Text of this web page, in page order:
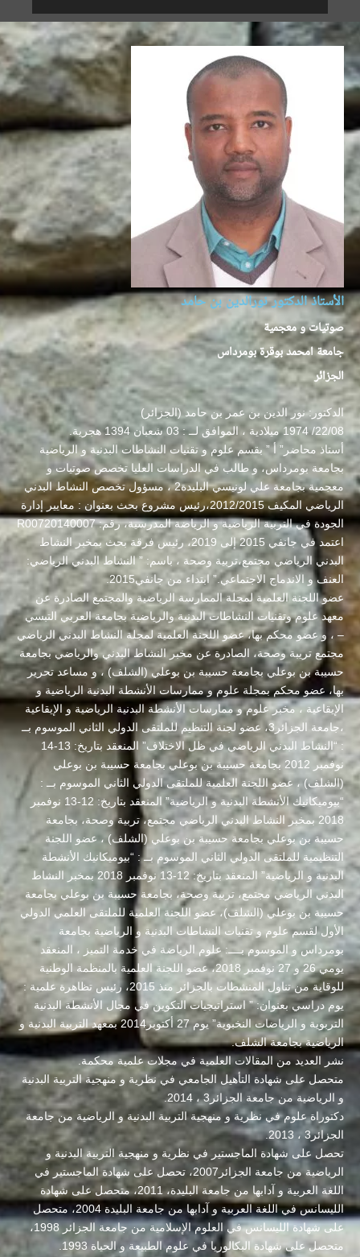
الأستاذ الدكتور نورالدين بن حامد
صوتيات و معجمية
جامعة امحمد بوقرة بومرداس
الجزائر
الدكتور: نور الدين بن عمر بن حامد (الجزائر)
22/08/ 1974 ميلادية ، الموافق لــ : 03 شعبان 1394 هجرية.
أستاذ محاضر” أ ” بقسم علوم و تقنيات النشاطات البدنية و الرياضية
بجامعة بومرداس، و طالب في الدراسات العليا تخصص صوتيات و
معجمية بجامعة علي لونيسي البليدة2 ، مسؤول تخصص النشاط البدني
الرياضي المكيف 2012/2015،رئيس مشروع بحث بعنوان : معايير إدارة
الجودة في التربية الرياضية و الرياضة المدرسية، رقم: R00720140007
اعتمد في جانفي 2015 إلى 2019، رئيس فرقة بحث بمخبر النشاط
البدني الرياضي مجتمع،تربية وصحة ، باسم: ” النشاط البدني الرياضي:
العنف و الاندماج الاجتماعي.” ابتداء من جانفي2015.
عضو اللجنة العلمية لمجلة الممارسة الرياضية والمجتمع الصادرة عن
معهد علوم وتقنيات النشاطات البدنية والرياضية بجامعة العربي التبسي
– ، و عضو محكم بها، عضو اللجنة العلمية لمجلة النشاط البدني الرياضي
مجتمع تريبة وصحة، الصادرة عن مخبر النشاط البدني والرياضي بجامعة
حسيبة بن بوعلي بجامعة حسيبة بن بوعلي (الشلف) ، و مساعد تحرير
بها، عضو محكم بمجلة علوم و ممارسات الأنشطة البدنية الرياضية و
الإيقاعية ، مخبر علوم و ممارسات الأنشطة البدنية الرياضية و الإيقاعية
،جامعة الجزائر3، عضو لجنة التنظيم للملتقى الدولي الثاني الموسوم بــ
: “النشاط البدني الرياضي في ظل الاختلاف” المنعقد بتاريخ: 13-14
نوفمبر 2012 بجامعة حسيبة بن بوعلي بجامعة حسيبة بن بوعلي
(الشلف) ، عضو اللجنة العلمية للملتقى الدولي الثاني الموسوم بــ :
“بيوميكانيك الأنشطة البدنية و الرياضية” المنعقد بتاريخ: 12-13 نوفمبر
2018 بمخبر النشاط البدني الرياضي مجتمع، تربية وصحة، بجامعة
حسيبة بن بوعلي بجامعة حسيبة بن بوعلي (الشلف) ، عضو اللجنة
التنظيمية للملتقى الدولي الثاني الموسوم بــ : “بيوميكانيك الأنشطة
البدنية و الرياضية” المنعقد بتاريخ: 12-13 نوفمبر 2018 بمخبر النشاط
البدني الرياضي مجتمع، تربية وصحة، بجامعة حسيبة بن بوعلي بجامعة
حسيبة بن بوعلي (الشلف)، عضو اللجنة العلمية للملتقى العلمي الدولي
الأول لقسم علوم و تقنيات النشاطات البدنية و الرياضية بجامعة
بومرداس و الموسوم بــــ: علوم الرياضة في خدمة التميز ، المنعقد
يومي 26 و 27 نوفمبر 2018، عضو اللجنة العلمية بالمنظمة الوطنية
للوقاية من تناول المنشطات بالجزائر منذ 2015، رئيس تظاهرة علمية :
يوم دراسي بعنوان: ” استراتيجيات التكوين في مجال الأنشطة البدنية
التربوية و الرياضات النخبوية” يوم 27 أكتوبر2014 بمعهد التربية البدنية و
الرياضية بجامعة الشلف.
نشر العديد من المقالات العلمية في مجلات علمية محكمة.
متحصل على شهادة التأهيل الجامعي في نظرية و منهجية التربية البدنية
و الرياضية من جامعة الجزائر3 ، 2014.
دكتوراة علوم في نظرية و منهجية التربية البدنية و الرياضية من جامعة
الجزائر3 ، 2013.
تحصل على شهادة الماجستير في نظرية و منهجية التربية البدنية و
الرياضية من جامعة الجزائر2007، تحصل على شهادة الماجستير في
اللغة العربية و آدابها من جامعة البليدة، 2011، متحصل على شهادة
الليسانس في اللغة العربية و آدابها من جامعة البليدة 2004، متحصل
على شهادة الليسانس في العلوم الإسلامية من جامعة الجزائر 1998،
متحصل على شهادة البكالوريا في علوم الطبيعة و الحياة 1993.